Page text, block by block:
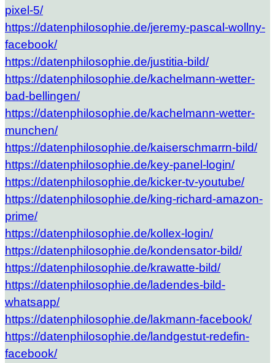
pixel-5/
https://datenphilosophie.de/jeremy-pascal-wollny-
facebook/
https://datenphilosophie.de/justitia-bild/
https://datenphilosophie.de/kachelmann-wetter-
bad-bellingen/
https://datenphilosophie.de/kachelmann-wetter-
munchen/
https://datenphilosophie.de/kaiserschmarrn-bild/
https://datenphilosophie.de/key-panel-login/
https://datenphilosophie.de/kicker-tv-youtube/
https://datenphilosophie.de/king-richard-amazon-
prime/
https://datenphilosophie.de/kollex-login/
https://datenphilosophie.de/kondensator-bild/
https://datenphilosophie.de/krawatte-bild/
https://datenphilosophie.de/ladendes-bild-
whatsapp/
https://datenphilosophie.de/lakmann-facebook/
https://datenphilosophie.de/landgestut-redefin-
facebook/